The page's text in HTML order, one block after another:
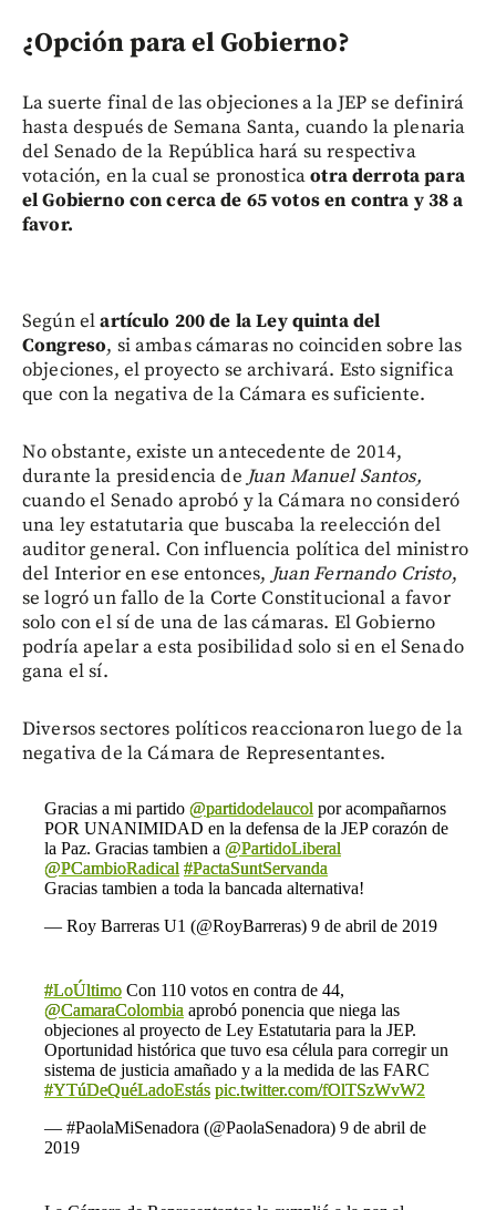
¿Opción para el Gobierno?
La suerte final de las objeciones a la JEP se definirá
hasta después de Semana Santa, cuando la plenaria
del Senado de la República hará su respectiva
votación, en la cual se pronosticaotra derrota para
el Gobierno con cerca de 65 votos en contra y 38 a
favor.
Según elartículo 200 de la Ley quinta del
Congreso, si ambas cámaras no coinciden sobre las
objeciones, el proyecto se archivará. Esto significa
que con la negativa de la Cámara es suficiente.
No obstante, existe un antecedente de 2014,
durante la presidencia de Juan Manuel Santos,
cuando el Senado aprobó y la Cámara no consideró
una ley estatutaria que buscaba la reelección del
auditor general. Con influencia política del ministro
del Interior en ese entonces, Juan Fernando Cristo,
se logró un fallo de la Corte Constitucional a favor
solo con el sí de una de las cámaras. El Gobierno
podría apelar a esta posibilidad solo si en el Senado
gana el sí.
Diversos sectores políticos reaccionaron luego de la
negativa de la Cámara de Representantes.
Gracias a mi partido @partidodelaucol por acompañarnos
POR UNANIMIDAD en la defensa de la JEP corazón de
la Paz. Gracias tambien a @PartidoLiberal
@PCambioRadical #PactaSuntServanda
Gracias tambien a toda la bancada alternativa!
— Roy Barreras U1 (@RoyBarreras) 9 de abril de 2019
#LoÚltimo Con 110 votos en contra de 44,
@CamaraColombia aprobó ponencia que niega las
objeciones al proyecto de Ley Estatutaria para la JEP.
Oportunidad histórica que tuvo esa célula para corregir un
sistema de justicia amañado y a la medida de las FARC
#YTúDeQuéLadoEstás pic.twitter.com/fOlTSzWvW2
— #PaolaMiSenadora (@PaolaSenadora) 9 de abril de
2019